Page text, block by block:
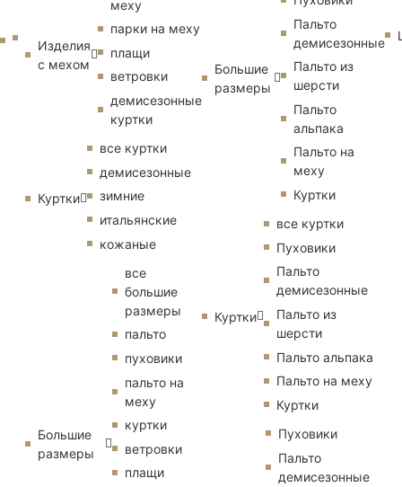
Изделия
с мехом
меху
парки на меху
плащи
ветровки
демисезонные
куртки
Куртки
все куртки
демисезонные
зимние
итальянские
кожаные
Большие
размеры
все
большие
размеры
пальто
пуховики
пальто на
меху
куртки
ветровки
плащи
Большие
размеры
Пальто
демисезонные
Пальто из
шерсти
Пальто
альпака
Пальто на
меху
Куртки
Куртки
все куртки
Пуховики
Пальто
демисезонные
Пальто из
шерсти
Пальто альпака
Пальто на меху
Куртки
Пуховики
Пальто
демисезонные